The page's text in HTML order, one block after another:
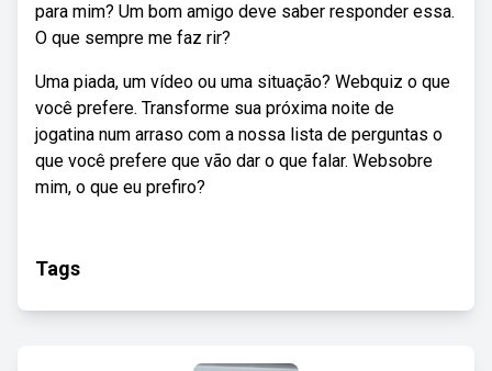
para mim? Um bom amigo deve saber responder essa.
O que sempre me faz rir?
Uma piada, um vídeo ou uma situação? Webquiz o que
você prefere. Transforme sua próxima noite de
jogatina num arraso com a nossa lista de perguntas o
que você prefere que vão dar o que falar. Websobre
mim, o que eu prefiro?
Tags